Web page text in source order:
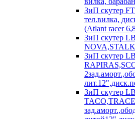
ЗиП скутер
тел.вилка,
(Atlant racer
ЗиП скутер
ЗиП скутер
ЗиП скутер